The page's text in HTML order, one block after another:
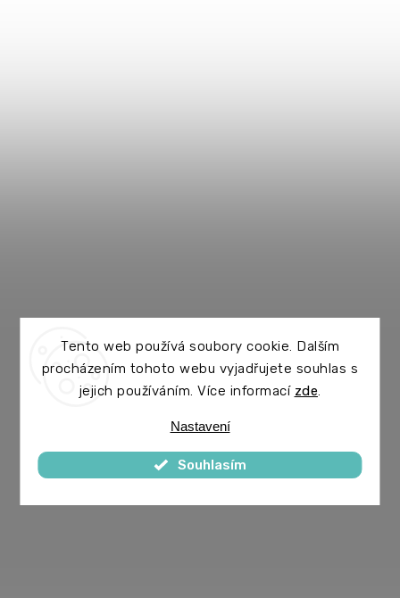
Tento web používá soubory cookie. Dalším
procházením tohoto webu vyjadřujete souhlas s
jejich používáním. Více informací zde
Nastavení
Souhlasím